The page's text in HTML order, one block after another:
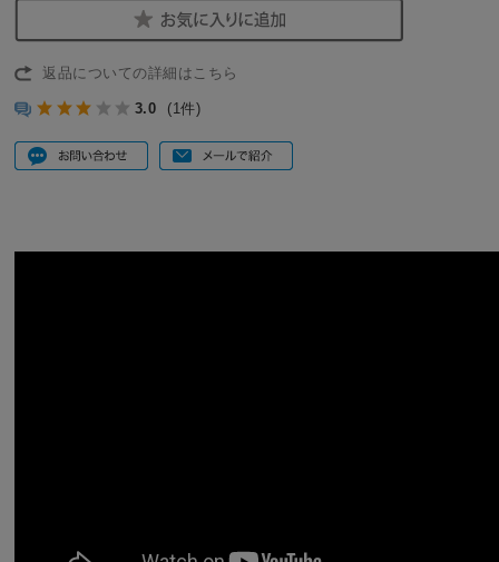
返品についての詳細はこちら
3.0 (1件)